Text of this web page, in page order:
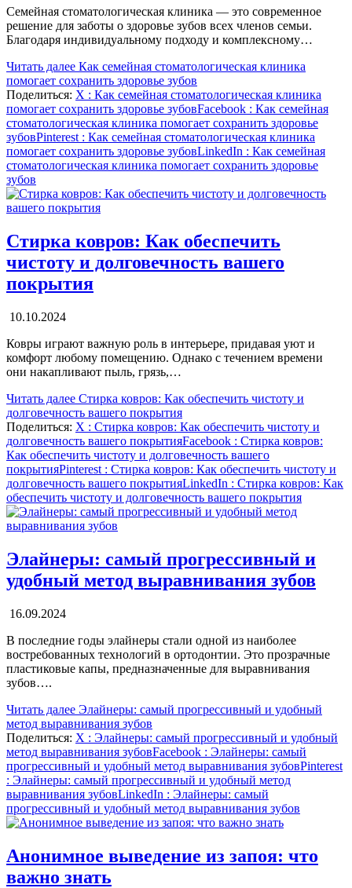
Семейная стоматологическая клиника — это современное
решение для заботы о здоровье зубов всех членов семьи.
Благодаря индивидуальному подходу и комплексному…
Читать далее Как семейная стоматологическая клиника
помогает сохранить здоровье зубов
Поделиться: X : Как семейная стоматологическая клиника
помогает сохранить здоровье зубовFacebook : Как семейная
стоматологическая клиника помогает сохранить здоровье
зубовPinterest : Как семейная стоматологическая клиника
помогает сохранить здоровье зубовLinkedIn : Как семейная
стоматологическая клиника помогает сохранить здоровье
зубов
Стирка ковров: Как обеспечить
чистоту и долговечность вашего
покрытия
10.10.2024
Ковры играют важную роль в интерьере, придавая уют и
комфорт любому помещению. Однако с течением времени
они накапливают пыль, грязь,…
Читать далее Стирка ковров: Как обеспечить чистоту и
долговечность вашего покрытия
Поделиться: X : Стирка ковров: Как обеспечить чистоту и
долговечность вашего покрытияFacebook : Стирка ковров:
Как обеспечить чистоту и долговечность вашего
покрытияPinterest : Стирка ковров: Как обеспечить чистоту и
долговечность вашего покрытияLinkedIn : Стирка ковров: Как
обеспечить чистоту и долговечность вашего покрытия
Элайнеры: самый прогрессивный и
удобный метод выравнивания зубов
16.09.2024
В последние годы элайнеры стали одной из наиболее
востребованных технологий в ортодонтии. Это прозрачные
пластиковые капы, предназначенные для выравнивания
зубов….
Читать далее Элайнеры: самый прогрессивный и удобный
метод выравнивания зубов
Поделиться: X : Элайнеры: самый прогрессивный и удобный
метод выравнивания зубовFacebook : Элайнеры: самый
прогрессивный и удобный метод выравнивания зубовPinterest
: Элайнеры: самый прогрессивный и удобный метод
выравнивания зубовLinkedIn : Элайнеры: самый
прогрессивный и удобный метод выравнивания зубов
Анонимное выведение из запоя: что
важно знать